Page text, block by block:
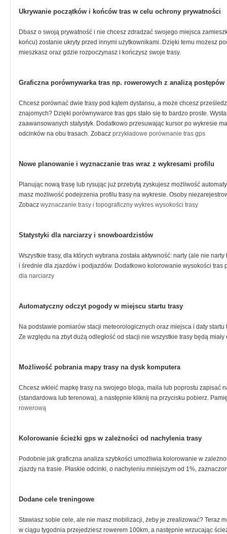
Ukrywanie początków i końców tras w celu ochrony prywatności
Dbasz o swoją prywatność i nie chcesz zdradzać swojego miejsca
końcu) zostanie ukryty przed innymi użytkownikami. Dzięki temu możesz
mieszkasz oraz gdzie rozpoczynasz i kończysz swoje trasy.
Graficzna porównywarka tras np. rowerowych z analizą postępów
Chcesz porównać dwie trasy pod kątem dystansu, a może chcesz
znajomych? Dzięki porównywarce tras gps stało się to bardzo proste.
zaawansowanych statystyk. Dodatkowo przesuwając kursor po wykresie
odcinków na obu trasach. Zobacz przykładowe porównanie tras gps
Nowe planowanie i wyznaczanie tras wraz z wykresami profilu
Planując nową trasę lub rysując już przebytą zyskujesz możliwość
masz możliwość podejrzenia profilu trasy na wykresie. Osoby
Zobacz wyznaczanie trasy i topograficzny wykres wysokości trasy
Statystyki dla narciarzy i snowboardzistów
Wszystkie trasy, dla których wybrana została aktywność: narty (ale nie
i średnie dla zjazdów i podjazdów. Dodatkowo kolorowanie wysokości
dla narciarzy
Automatyczny odczyt pogody w miejscu startu trasy
Na podstawie pomiarów stacji meteorologicznych oraz miejsca i daty
Ze względu na zbyt dużą odległość od stacji nie wszystkie trasy będą
Możliwość pobrania mapy trasy na dysk komputera
Chcesz wkleić mapkę trasy na swojego bloga, maila lub poprostu zapisać
(standardowa lub terenowa), a następnie kliknij na przycisku pobierz.
rowerową
Kolorowanie ścieżki gps w zależności od nachylenia trasy
Podobnie jak graficzna analiza szybkości umożliwia kolorowanie w
zjazdy na trasie. Płaskie odcinki, o nachyleniu mniejszym od 1%,
Dodane cele treningowe
Stawiasz sobie cele, ale nie masz mobilizacji, żeby je zrealizować? Teraz
w ciągu tygodnia przejedziesz rowerem 100km, a następnie wrzucając